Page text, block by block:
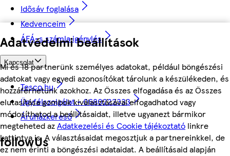
Adatvédelmi beállítások
Mi és 18 partnerünk személyes adatokat, például böngészési
adatokat vagy egyedi azonosítókat tárolunk a készülékeden, és
hozzáférhetünk azokhoz. Az Összes elfogadása és az Összes
elutasítása gombok kiválasztásával elfogadhatod vagy
módosíthatod a beállításaidat, illetve ugyanezt bármikor
megteheted azAdatkezelési és Cookie tájékoztató linkre
kattintva is. A választásaidat megosztjuk a partnereinkkel, de
ez nem érinti a böngészési adataidat. A beállításaid alapján
Idősáv foglalása
Kedvenceim
ÁFÁ-s számla igénylés
Kapcsolat
Tesco.hu
Ügyfélszolgálat - 0680222333
Áruházkereső
followUs